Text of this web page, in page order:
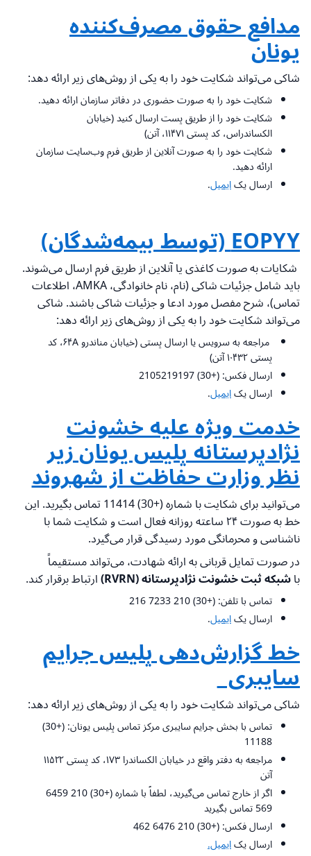
مدافع حقوق مصرف‌کننده
یونان
شاکی می‌تواند شکایت خود را به یکی از روش‌های زیر ارائه دهد:
شکایت خود را به صورت حضوری در دفاتر سازمان ارائه دهید.
شکایت خود را از طریق پست ارسال کنید (خیابان
الکساندراس، کد پستی ۱۱۴۷۱، آتن)
شکایت خود را به صورت آنلاین از طریق فرم وب‌سایت سازمان
ارائه دهید.
ارسال یکایمیل.
EOPYY (توسط بیمه‌شدگان)
شکایات به صورت کاغذی یا آنلاین از طریق فرم ارسال می‌شوند.
باید شامل جزئیات شاکی (نام، نام خانوادگی، AMKA، اطلاعات
تماس)، شرح مفصل مورد ادعا و جزئیات شاکی باشند. شاکی
می‌تواند شکایت خود را به یکی از روش‌های زیر ارائه دهد:
مراجعه به سرویس یا ارسال پستی (خیابان مناندرو ۶۴A، کد
پستی ۱۰۴۳۲ آتن)
ارسال فکس: (+30) 2105219197
ارسال یکایمیل.
خدمت ویژه علیه خشونت
نژادپرستانه پلیس یونان زیر
نظر وزارت حفاظت از شهروند
می‌توانید برای شکایت با شماره (+30) 11414 تماس بگیرید. این
خط به صورت ۲۴ ساعته روزانه فعال است و شکایت شما با
ناشناسی و محرمانگی مورد رسیدگی قرار می‌گیرد.
در صورت تمایل قربانی به ارائه شهادت، می‌تواند مستقیماً
باشبکه ثبت خشونت نژادپرستانه (RVRN) ارتباط برقرار کند.
تماس با تلفن: (+30) 210 7233 216
ارسال یکایمیل.
خط گزارش‌دهی پلیس جرایم
سایبری
شاکی می‌تواند شکایت خود را به یکی از روش‌های زیر ارائه دهد:
تماس با بخش جرایم سایبری مرکز تماس پلیس یونان: (+30)
11188
مراجعه به دفتر واقع در خیابان الکساندرا ۱۷۳، کد پستی ۱۱۵۲۲
آتن
اگر از خارج تماس می‌گیرید، لطفاً با شماره (+30) 210 6459
569 تماس بگیرید
ارسال فکس: (+30) 210 6476 462
ارسال یکایمیل.